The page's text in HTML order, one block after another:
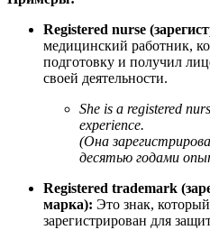
Registered nurse
медицинский работник,
подготовку и получил
своей деятельности.
She is a registered
experience.
(Она
десятью годами
Registered trademark
марка): Это знак,
зарегистрирован для